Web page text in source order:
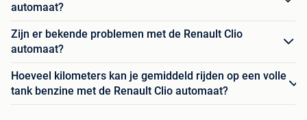
automaat?
Zijn er bekende problemen met de Renault Clio
automaat?
Hoeveel kilometers kan je gemiddeld rijden op een volle
tank benzine met de Renault Clio automaat?